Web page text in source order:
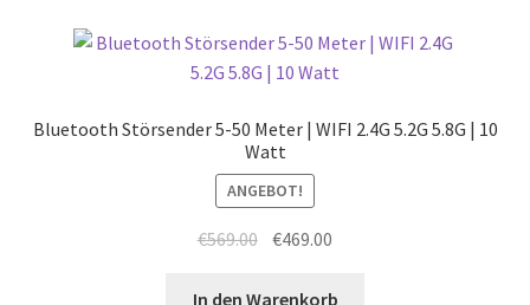
Bluetooth Störsender 5-50 Meter | WIFI 2.4G 5.2G 5.8G | 10
Watt
ANGEBOT!
€569.00 Ursprünglicher
war:
€469.00
ist:
In den Warenkorb